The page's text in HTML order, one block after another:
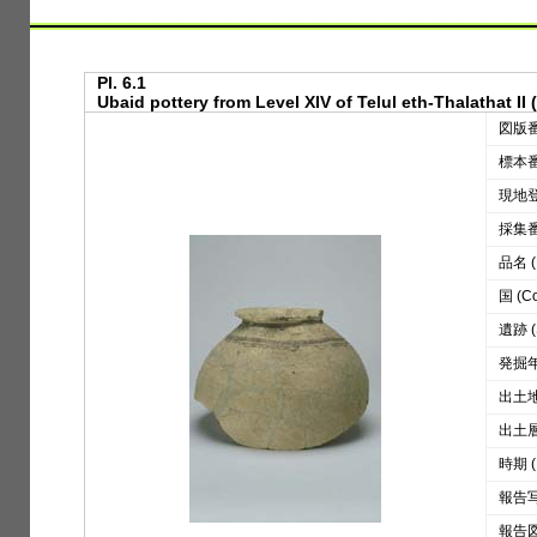
Pl. 6.1
Ubaid pottery from Level XIV of Telul eth-Thalathat II
図版
標本
現地
採集
品名
国
遺跡
発掘
出土
出土
時期
報告
報告